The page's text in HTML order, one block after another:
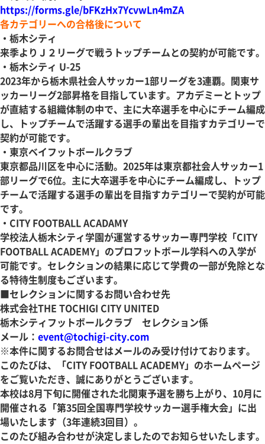
https://forms.gle/bFKzHx7YcvwLn4mZA
各カテゴリーへの合格後について
・栃木シティ
来季よりＪ２リーグで戦うトップチームとの契約が可能です。
・栃木シティ U-25
2023年から栃木県社会人サッカー1部リーグを3連覇。関東サ
ッカーリーグ2部昇格を目指しています。アカデミーとトップ
が直結する組織体制の中で、主に大卒選手を中心にチーム編成
し、トップチームで活躍する選手の輩出を目指すカテゴリーで
契約が可能です。
・東京ベイフットボールクラブ
東京都品川区を中心に活動。2025年は東京都社会人サッカー1
部リーグで6位。主に大卒選手を中心にチーム編成し、トップ
チームで活躍する選手の輩出を目指すカテゴリーで契約が可能
です。
・CITY FOOTBALL ACADAMY
学校法人栃木シティ学園が運営するサッカー専門学校「CITY
FOOTBALL ACADEMY」のプロフットボール学科への入学が
可能です。セレクションの結果に応じて学費の一部が免除とな
る特待生制度もございます。
■セレクションに関するお問い合わせ先
株式会社THE TOCHIGI CITY UNITED
栃木シティフットボールクラブ セレクション係
メール： event@tochigi-city.com
※本件に関するお問合せはメールのみ受け付けております。
このたびは、「CITY FOOTBALL ACADEMY」のホームページ
をご覧いただき、誠にありがとうございます。
本校は8月下旬に開催された北関東予選を勝ち上がり、10月に
開催される「第35回全国専門学校サッカー選手権大会」に出
場いたします（3年連続3回目）。
このたび組み合わせが決定しましたのでお知らせいたします。